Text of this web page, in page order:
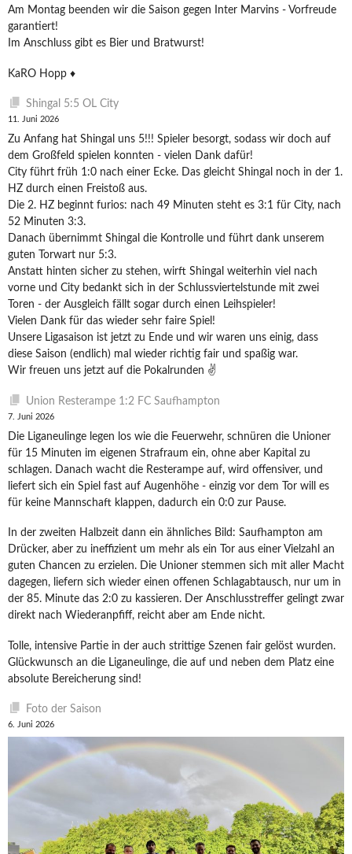
Am Montag beenden wir die Saison gegen Inter Marvins - Vorfreude
garantiert!
Im Anschluss gibt es Bier und Bratwurst!
KaRO Hopp ♦️
Shingal 5:5 OL City
11. Juni 2026
Zu Anfang hat Shingal uns 5!!! Spieler besorgt, sodass wir doch auf
dem Großfeld spielen konnten - vielen Dank dafür!
City führt früh 1:0 nach einer Ecke. Das gleicht Shingal noch in der 1.
HZ durch einen Freistoß aus.
Die 2. HZ beginnt furios: nach 49 Minuten steht es 3:1 für City, nach
52 Minuten 3:3.
Danach übernimmt Shingal die Kontrolle und führt dank unserem
guten Torwart nur 5:3.
Anstatt hinten sicher zu stehen, wirft Shingal weiterhin viel nach
vorne und City bedankt sich in der Schlussviertelstunde mit zwei
Toren - der Ausgleich fällt sogar durch einen Leihspieler!
Vielen Dank für das wieder sehr faire Spiel!
Unsere Ligasaison ist jetzt zu Ende und wir waren uns einig, dass
diese Saison (endlich) mal wieder richtig fair und spaßig war.
Wir freuen uns jetzt auf die Pokalrunden ✌️
Union Resterampe 1:2 FC Saufhampton
7. Juni 2026
Die Liganeulinge legen los wie die Feuerwehr, schnüren die Unioner
für 15 Minuten im eigenen Strafraum ein, ohne aber Kapital zu
schlagen. Danach wacht die Resterampe auf, wird offensiver, und
liefert sich ein Spiel fast auf Augenhöhe - einzig vor dem Tor will es
für keine Mannschaft klappen, dadurch ein 0:0 zur Pause.
In der zweiten Halbzeit dann ein ähnliches Bild: Saufhampton am
Drücker, aber zu ineffizient um mehr als ein Tor aus einer Vielzahl an
guten Chancen zu erzielen. Die Unioner stemmen sich mit aller Macht
dagegen, liefern sich wieder einen offenen Schlagabtausch, nur um in
der 85. Minute das 2:0 zu kassieren. Der Anschlusstreffer gelingt zwar
direkt nach Wiederanpfiff, reicht aber am Ende nicht.
Tolle, intensive Partie in der auch strittige Szenen fair gelöst wurden.
Glückwunsch an die Liganeulinge, die auf und neben dem Platz eine
absolute Bereicherung sind!
Foto der Saison
6. Juni 2026